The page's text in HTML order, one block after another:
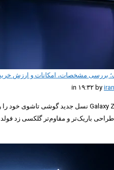
و مقاوم‌تر گلکسی زد فولد ۸ با ضخامت کمتر، […]